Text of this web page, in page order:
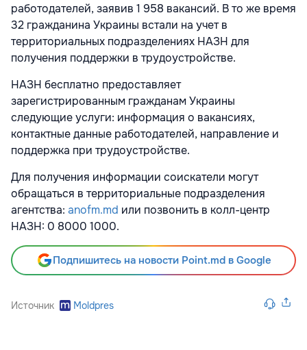
работодателей, заявив 1 958 вакансий. В то же время
32 гражданина Украины встали на учет в
территориальных подразделениях НАЗН для
получения поддержки в трудоустройстве.
НАЗН бесплатно предоставляет
зарегистрированным гражданам Украины
следующие услуги: информация о вакансиях,
контактные данные работодателей, направление и
поддержка при трудоустройстве.
Для получения информации соискатели могут
обращаться в территориальные подразделения
агентства: anofm.md или позвонить в колл-центр
НАЗН: 0 8000 1000.
Подпишитесь на новости Point.md в Google
Источник Moldpres